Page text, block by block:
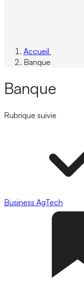
Accueil
Banque
Banque
Rubrique suivie
Business AgTech